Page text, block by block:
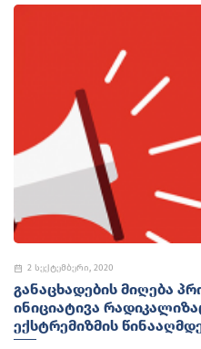
2 სექტემბერი, 2020
ᲒᲐᲜᲐᲪᲮᲐᲓᲔᲑᲘᲡ ᲛᲘᲦᲔᲑᲐ
ᲘᲜᲘᲪᲘᲐᲢᲘᲕᲐ
ᲔᲥᲡᲢᲠᲔᲛᲘᲖᲛᲘᲡ